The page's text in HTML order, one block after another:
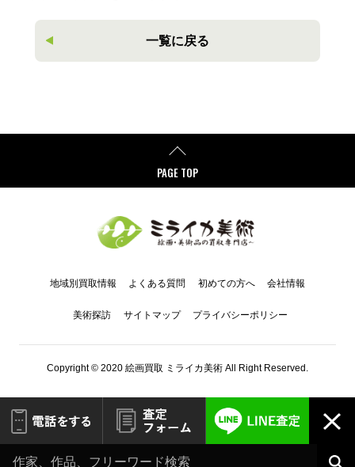
一覧に戻る
PAGE TOP
地域別買取情報 よくある質問 初めての方へ 会社情報
美術探訪 サイトマップ プライバシーポリシー
Copyright © 2020 絵画買取 ミライカ美術 All Right Reserved.